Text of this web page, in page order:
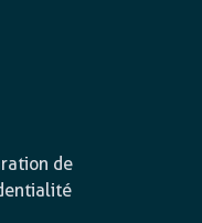
de